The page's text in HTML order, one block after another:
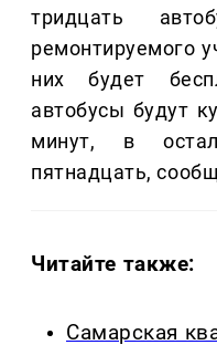
тридцать
ремонтируемого
них будет
автобусы будут
минут, в
пятнадцать,
Читайте также:
Самарская